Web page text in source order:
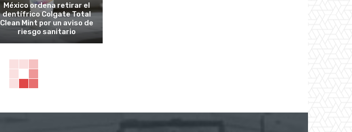
México ordena retirar el
dentífrico Colgate Total
Clean Mint por un aviso de
riesgo sanitario